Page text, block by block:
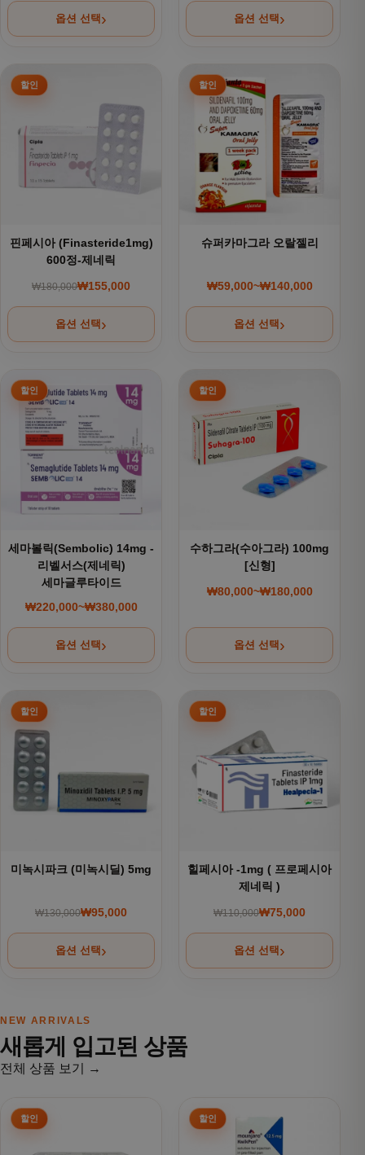
옵션 선택 옵션 선택
핀페시아 (Finasteride1mg)
600정-제네릭
₩180,000 원래 가격: ₩180,000.
₩155,000
현재 가격: ₩155,000.
옵션 선택
여러 상품 옵션이 이 상품에 있습니다. 상품 페이지에서 옵션
슈퍼카마그라 오랄젤리
₩59,000~₩140,000
가격 범위:
옵션 선택
여러 상품 옵션이 이 상품에
세마볼릭(Sembolic) 14mg -
리벨서스(제네릭)
세마글루타이드
₩220,000~₩380,000
가격 범위: ₩220,000~₩380,000
옵션 선택
여러 상품 옵션이 이 상품에 있습니다. 상품 페이지에서 옵션
수하그라(수아그라) 100mg
[신형]
₩80,000~₩180,000
가격 범위:
옵션 선택
여러 상품 옵션이 이 상품에
미녹시파크 (미녹시딜) 5mg
₩130,000원래 가격: ₩130,000.
₩95,000
현재 가격: ₩95,000.
옵션 선택
여러 상품 옵션이 이 상품에 있습니다. 상품 페이지에서 옵션
힐페시아 -1mg ( 프로페시아
제네릭 )
₩110,000원래 가격:
₩75,000
현재 가격: ₩75,000.
옵션 선택
여러 상품 옵션이 이 상품에
NEW ARRIVALS
새롭게 입고된 상품
전체 상품 보기 →
여러 상품 옵션이 이 상품에 있습니다. 상품 페이지에서 옵션